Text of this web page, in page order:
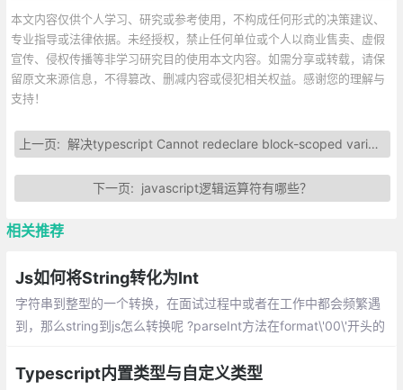
本文内容仅供个人学习、研究或参考使用，不构成任何形式的决策建议、
专业指导或法律依据。未经授权，禁止任何单位或个人以商业售卖、虚假
宣传、侵权传播等非学习研究目的使用本文内容。如需分享或转载，请保
留原文来源信息，不得篡改、删减内容或侵犯相关权益。感谢您的理解与
支持！
上一页:解决typescript Cannot redeclare block-scoped variable
下一页: javascript逻辑运算符有哪些？
相关推荐
Js如何将String转化为Int
字符串到整型的一个转换，在面试过程中或者在工作中都会频繁遇
到，那么string到js怎么转换呢 ?parseInt方法在format\'00\'开头的
Typescript内置类型与自定义类型